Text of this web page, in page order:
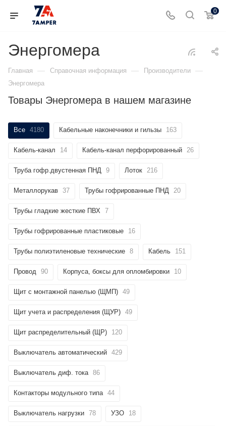
0
Энергомера
Главная — Справочная информация — Производители —
Энергомера
Товары Энергомера в нашем магазине
Все 4180 Кабельные наконечники и гильзы 163
Кабель-канал 14 Кабель-канал перфорированный 26
Труба гофр.двустенная ПНД 9 Лоток 216
Металлорукав 37 Трубы гофрированные ПНД 20
Трубы гладкие жесткие ПВХ 7
Трубы гофрированные пластиковые 16
Трубы полиэтиленовые технические 8 Кабель 151
Провод 90 Корпуса, боксы для опломбировки 10
Щит с монтажной панелью (ЩМП) 49
Щит учета и распределения (ЩУР) 49
Щит распределительный (ЩР) 120
Выключатель автоматический 429
Выключатель диф. тока 86
Контакторы модульного типа 44
Выключатель нагрузки 78 УЗО 18